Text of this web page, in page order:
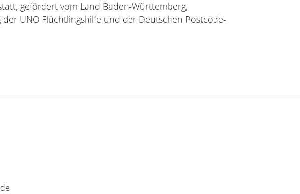
gefördert vom Land Baden-Württemberg,
UNO Flüchtlingshilfe und der Deutschen Postcode-